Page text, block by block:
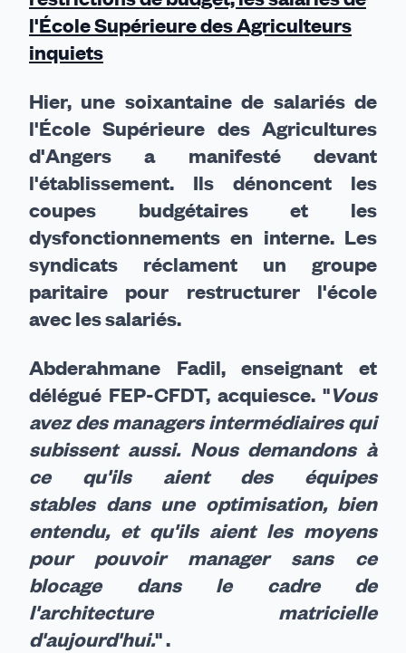
agriculteurs
inquiets
l'École Supérieure des Agriculteurs
inquiets
Hier, une soixantaine de salariés de
l'École Supérieure des Agricultures
d'Angers a manifesté devant
l'établissement. Ils dénoncent les
coupes budgétaires et les
dysfonctionnements en interne. Les
syndicats réclament un groupe
paritaire pour restructurer l'école
avec les salariés.
Abderahmane Fadil, enseignant et
délégué FEP-CFDT, acquiesce. "Vous
avez des managers intermédiaires qui
subissent aussi. Nous demandons à
ce qu'ils aient des équipes
stables dans une optimisation, bien
entendu, et qu'ils aient les moyens
pour pouvoir manager sans ce
blocage dans le cadre de
l'architecture matricielle
d'aujourd'hui." .